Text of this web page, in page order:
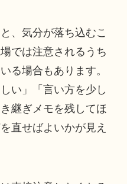
、気分が落ち込むこ
では注意されるうち
る場合もあります。
い」「言い方を少し
継ぎメモを残してほ
直せばよいかが見え